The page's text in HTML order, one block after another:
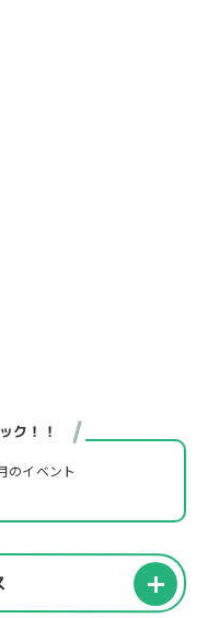
ク！！
のイベント